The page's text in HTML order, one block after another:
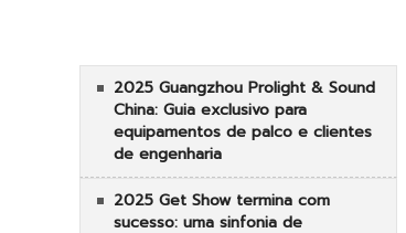
2025 Guangzhou Prolight & Sound
China: Guia exclusivo para
equipamentos de palco e clientes
de engenharia
2025 Get Show termina com
sucesso: uma sinfonia de